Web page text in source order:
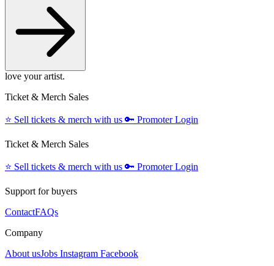
love your artist.
Ticket & Merch Sales
⭐️ Sell tickets & merch with us 🔑 Promoter Login
Ticket & Merch Sales
⭐️ Sell tickets & merch with us 🔑 Promoter Login
Support for buyers
ContactFAQs
Company
About usJobs Instagram Facebook